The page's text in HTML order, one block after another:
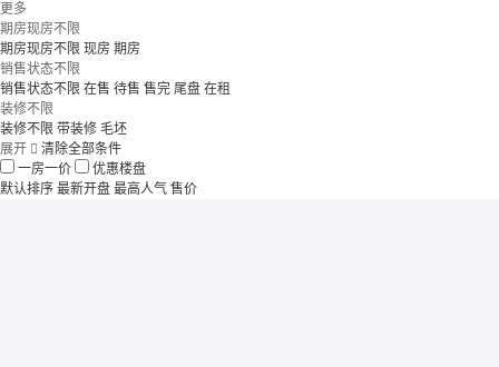
更多
期房现房不限
期房现房不限 现房 期房
销售状态不限
销售状态不限 在售 待售 售完 尾盘 在租
装修不限
装修不限 带装修 毛坯
展开  清除全部条件
一房一价
优惠楼盘
默认排序 最新开盘 最高人气 售价